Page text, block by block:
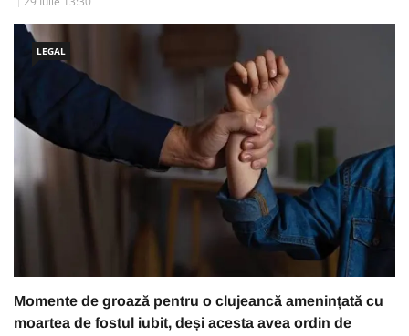
LEGAL
Momente de groază pentru o clujeancă amenințată cu
moartea de fostul iubit, deși acesta avea ordin de